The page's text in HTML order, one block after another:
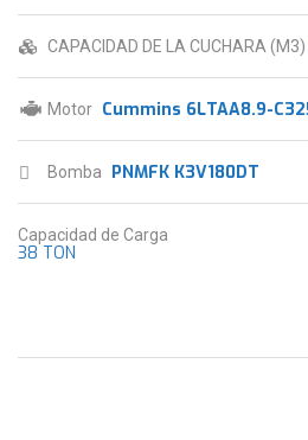
CAPACIDAD DE LA CUCHARA (M3)
Motor Cummins 6LTAA8.9-
Bomba PNMFK K3V180DT
Capacidad de Carga
38 TON